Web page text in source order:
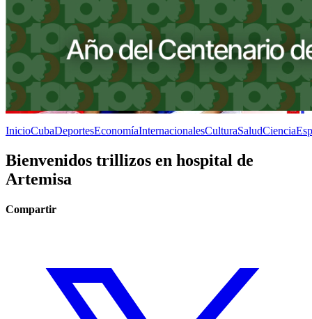
InicioCubaDeportesEconomíaInternacionalesCulturaSaludCiencia
Bienvenidos trillizos en hospital de
Artemisa
Compartir